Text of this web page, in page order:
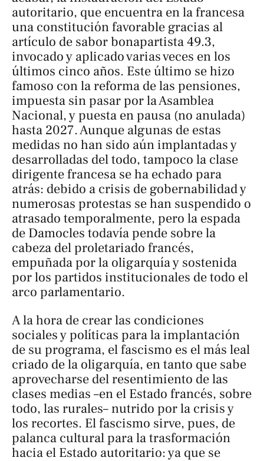
autoritario, que encuentra en la francesa
una constitución favorable gracias al
artículo de sabor bonapartista 49.3,
invocado y aplicado varias veces en los
últimos cinco años. Este último se hizo
famoso con la reforma de las pensiones,
impuesta sin pasar por la Asamblea
Nacional, y puesta en pausa (no anulada)
hasta 2027. Aunque algunas de estas
medidas no han sido aún implantadas y
desarrolladas del todo, tampoco la clase
dirigente francesa se ha echado para
atrás: debido a crisis de gobernabilidad y
numerosas protestas se han suspendido o
atrasado temporalmente, pero la espada
de Damocles todavía pende sobre la
cabeza del proletariado francés,
empuñada por la oligarquía y sostenida
por los partidos institucionales de todo el
arco parlamentario.
A la hora de crear las condiciones
sociales y políticas para la implantación
de su programa, el fascismo es el más leal
criado de la oligarquía, en tanto que sabe
aprovecharse del resentimiento de las
clases medias –en el Estado francés, sobre
todo, las rurales– nutrido por la crisis y
los recortes. El fascismo sirve, pues, de
palanca cultural para la trasformación
hacia el Estado autoritario: ya que se